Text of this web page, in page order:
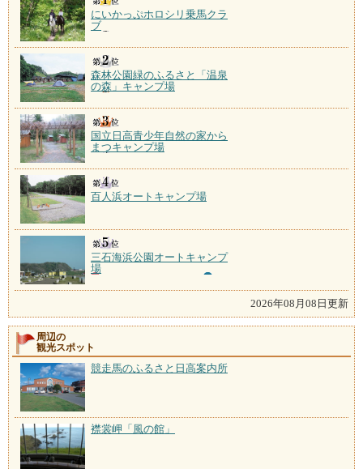
にいかっぷホロシリ乗馬クラ
ブ
森林公園緑のふるさと「温泉
の森」キャンプ場
国立日高青少年自然の家から
まつキャンプ場
百人浜オートキャンプ場
三石海浜公園オートキャンプ
場
2026年08月08日更新
周辺の
観光スポット
競走馬のふるさと日高案内所
襟裳岬「風の館」